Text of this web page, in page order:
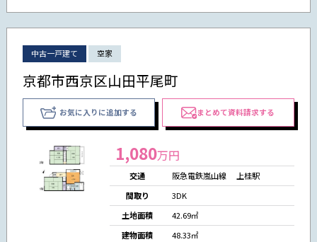
中古一戸建て 空家
京都市西京区山田平尾町
お気に入りに追加する まとめて資料請求する
1,080万円
交通
阪急電鉄嵐山線 上桂駅
間取り
3DK
土地面積
42.69㎡
建物面積
48.33㎡